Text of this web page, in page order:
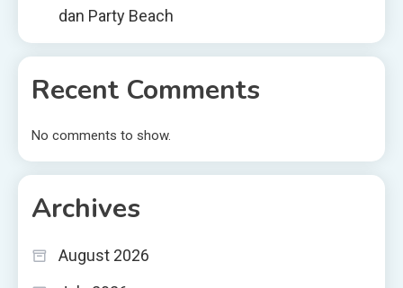
dan Party Beach
Recent Comments
No comments to show.
Archives
August 2026